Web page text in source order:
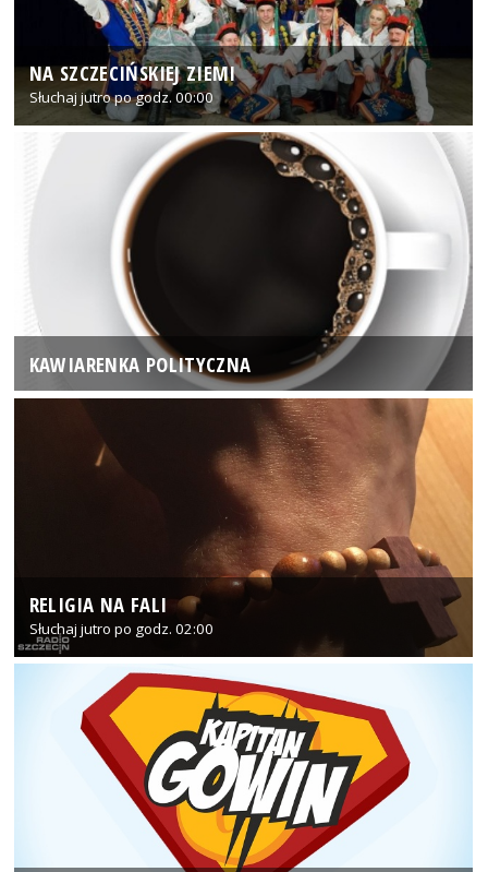
NA SZCZECIŃSKIEJ ZIEMI
Słuchaj jutro po godz. 00:00
KAWIARENKA POLITYCZNA
RELIGIA NA FALI
Słuchaj jutro po godz. 02:00